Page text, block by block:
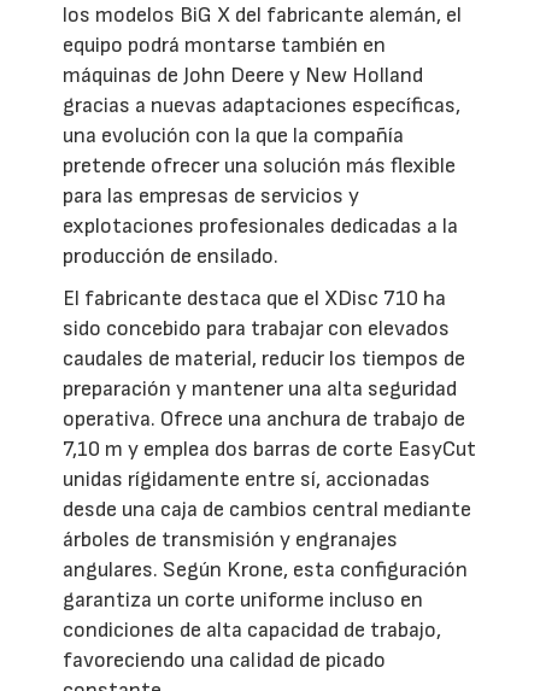
los modelos BiG X del fabricante alemán, el
equipo podrá montarse también en
máquinas de John Deere y New Holland
gracias a nuevas adaptaciones específicas,
una evolución con la que la compañía
pretende ofrecer una solución más flexible
para las empresas de servicios y
explotaciones profesionales dedicadas a la
producción de ensilado.
El fabricante destaca que el XDisc 710 ha
sido concebido para trabajar con elevados
caudales de material, reducir los tiempos de
preparación y mantener una alta seguridad
operativa. Ofrece una anchura de trabajo de
7,10 m y emplea dos barras de corte EasyCut
unidas rígidamente entre sí, accionadas
desde una caja de cambios central mediante
árboles de transmisión y engranajes
angulares. Según Krone, esta configuración
garantiza un corte uniforme incluso en
condiciones de alta capacidad de trabajo,
favoreciendo una calidad de picado